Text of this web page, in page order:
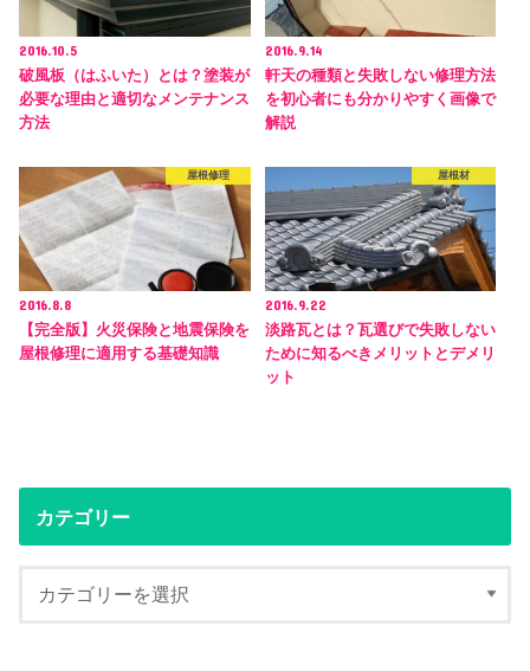
2016.10.5
破風板（はふいた）とは？塗装が
必要な理由と適切なメンテナンス
方法
2016.9.14
軒天の種類と失敗しない修理方法
を初心者にも分かりやすく画像で
解説
屋根修理
2016.8.8
【完全版】火災保険と地震保険を
屋根修理に適用する基礎知識
屋根材
2016.9.22
淡路瓦とは？瓦選びで失敗しない
ために知るべきメリットとデメリ
ット
カテゴリー